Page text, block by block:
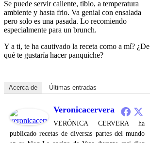
Se puede servir caliente, tibio, a temperatura
ambiente y hasta frio. Va genial con ensalada
pero solo es una pasada. Lo recomiendo
especialmente para un brunch.
Y a ti, te ha cautivado la receta como a mí? ¿De
qué te gustaría hacer panquiche?
Acerca de Últimas entradas
Veronicacervera
VERÓNICA CERVERA ha
publicado recetas de diversas partes del mundo